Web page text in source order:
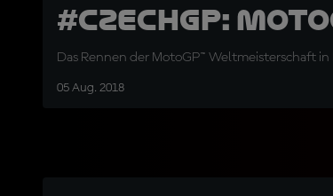
#CzechGP:
Das Rennen der MotoGP™ Weltmeisterschaft in
05 Aug. 2018